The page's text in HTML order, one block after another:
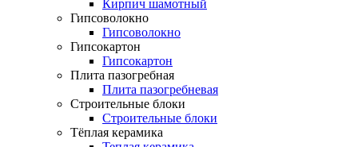
Кирпич шамотный
Гипсоволокно
Гипсоволокно
Гипсокартон
Гипсокартон
Плита пазогребная
Плита пазогребневая
Строительные блоки
Строительные блоки
Тёплая керамика